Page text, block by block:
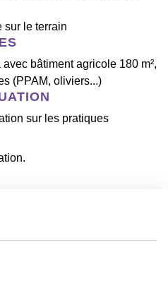
sur le terrain
bâtiment agricole 180 m²,
(PPAM, oliviers...)
sur les pratiques